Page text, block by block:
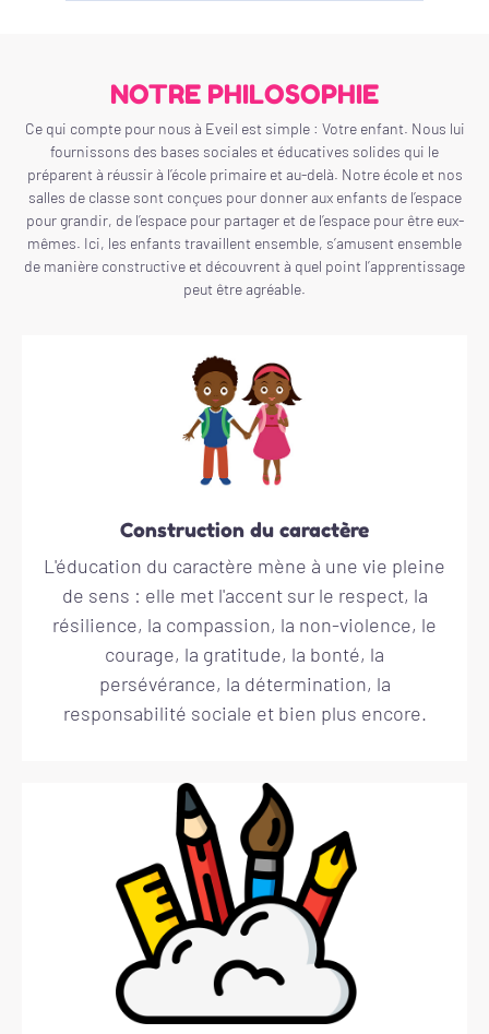
NOTRE PHILOSOPHIE
Ce qui compte pour nous à Eveil est simple : Votre enfant. Nous lui
fournissons des bases sociales et éducatives solides qui le
préparent à réussir à l’école primaire et au-delà. Notre école et nos
salles de classe sont conçues pour donner aux enfants de l’espace
pour grandir, de l’espace pour partager et de l’espace pour être eux-
mêmes. Ici, les enfants travaillent ensemble, s’amusent ensemble
de manière constructive et découvrent à quel point l’apprentissage
peut être agréable.
Construction du caractère
L'éducation du caractère mène à une vie pleine
de sens : elle met l'accent sur le respect, la
résilience, la compassion, la non-violence, le
courage, la gratitude, la bonté, la
persévérance, la détermination, la
responsabilité sociale et bien plus encore.